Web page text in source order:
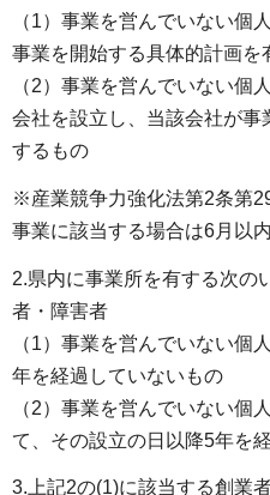
（1）事業を営んでいない
事業を開始する具体的計画を
（2）事業を営んでいない
会社を設立し、当該会社が
するもの
※産業競争力強化法第2条第
事業に該当する場合は6月以内
2.県内に事業所を有する次の
者・障害者
（1）事業を営んでいない個
年を経過していないもの
（2）事業を営んでいない個
て、その設立の日以降5年を
3.上記2の(1)に該当する創業